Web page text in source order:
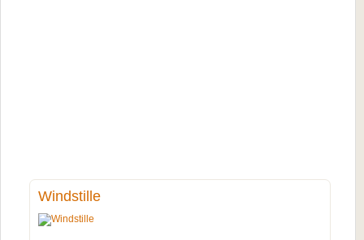
Windstille